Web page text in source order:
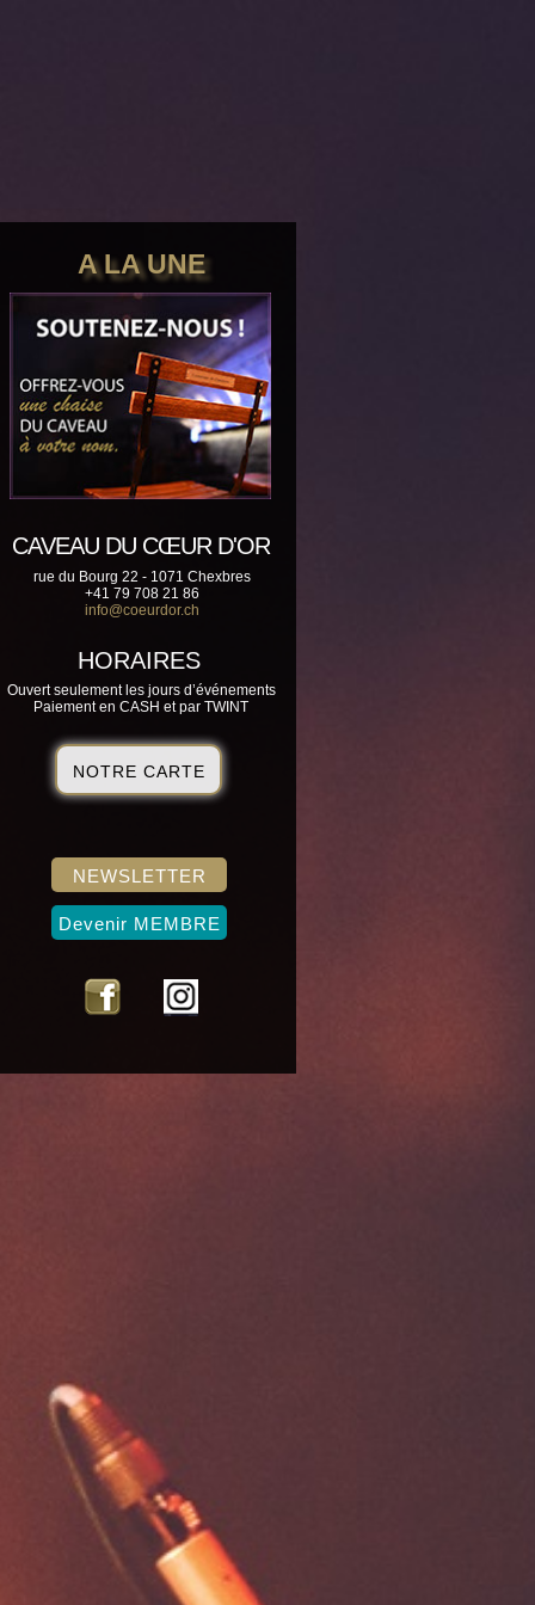
CAVEAU DU CŒUR D'OR
rue du Bourg 22 - 1071 Chexbres
+41 79 708 21 86
info@coeurdor.ch
Ouvert seulement les jours d’événements
Paiement en CASH et par TWINT
A LA UNE
HORAIRES
NOTRE CARTE
NEWSLETTER
Devenir MEMBRE